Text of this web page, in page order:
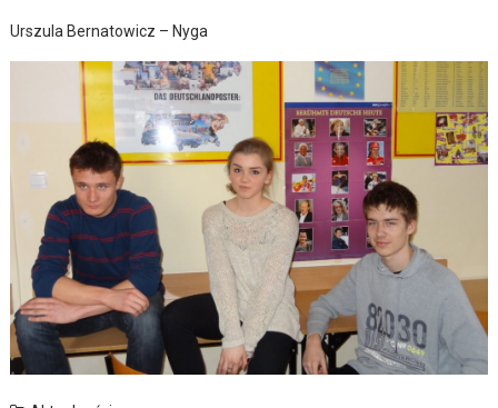
Urszula Bernatowicz – Nyga